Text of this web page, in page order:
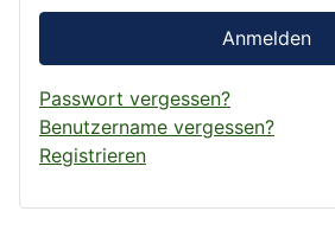
Anmelden
Passwort vergessen?
Benutzername vergessen?
Registrieren